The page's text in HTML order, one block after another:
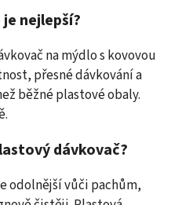
nejlepší?
na mýdlo s kovovou
přesné dávkování a
běžné plastové obaly.
dávkovač?
odolnější vůči pachům,